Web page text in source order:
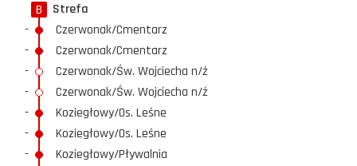
B
Strefa
-
Czerwonak/Cmentarz
-
Czerwonak/Cmentarz
-
Czerwonak/Św. Wojciecha n/ż
-
Czerwonak/Św. Wojciecha n/ż
-
Koziegłowy/Os. Leśne
-
Koziegłowy/Os. Leśne
-
Koziegłowy/Pływalnia